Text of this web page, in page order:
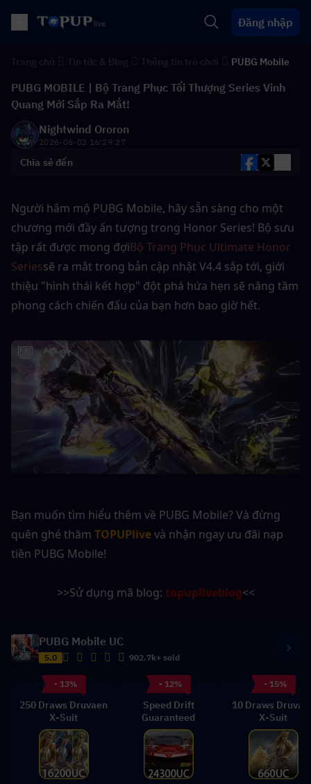
Đăng nhập
PUBG Mobile
PUBG MOBILE | Bộ Trang Phục Tối Thượng Series Vinh
Quang Mới Sắp Ra Mắt!
Nightwind Ororon
2026-06-02 16:29:27
Chia sẻ đến
Người hâm mộ PUBG Mobile, hãy sẵn sàng cho một
chương mới đầy ấn tượng trong Honor Series! Bộ sưu
tập rất được mong đợiBộ Trang Phục Ultimate Honor
Seriessẽ ra mắt trong bản cập nhật V4.4 sắp tới, giới
thiệu "hình thái kết hợp" đột phá hứa hẹn sẽ nâng tầm
phong cách chiến đấu của bạn hơn bao giờ hết.
Bạn muốn tìm hiểu thêm về PUBG Mobile? Và đừng
quên ghé thăm TOPUPlive và nhận ngay ưu đãi nạp
tiền PUBG Mobile!
>>Sử dụng mã blog: topupliveblog<<
PUBG Mobile UC
5.0 902.7k+ sold
- 13%
250 Draws Druvaen
X-Suit
- 12%
Speed Drift
Guaranteed
- 15%
10 Draws
X-Suit